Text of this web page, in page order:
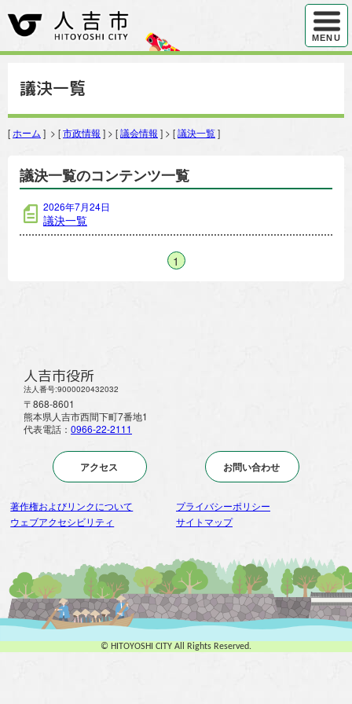
ハンバ
MENU
議決一覧
[ ホーム ] > [市政情報 ] > [議会情報 ] > [議決一覧]
議決一覧のコンテンツ一覧
2026年7月24日
議決一覧
1
人吉市役所
法人番号:9000020432032
〒868-8601
熊本県人吉市西間下町7番地1
代表電話： 0966-22-2111
アクセス お問い合わせ
著作権およびリンクについて
プライバシーポリシー
ウェブアクセシビリティ
サイトマップ
© HITOYOSHI CITY All Rights Reserved.